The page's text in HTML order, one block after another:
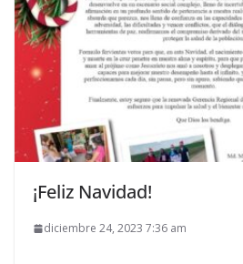
¡Feliz Navidad!
diciembre 24, 2023 7:36 am